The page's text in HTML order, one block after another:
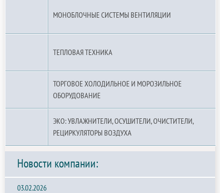
МОНОБЛОЧНЫЕ СИСТЕМЫ ВЕНТИЛЯЦИИ
ТЕПЛОВАЯ ТЕХНИКА
ТОРГОВОЕ ХОЛОДИЛЬНОЕ И МОРОЗИЛЬНОЕ
ОБОРУДОВАНИЕ
ЭКО: УВЛАЖНИТЕЛИ, ОСУШИТЕЛИ, ОЧИСТИТЕЛИ,
РЕЦИРКУЛЯТОРЫ ВОЗДУХА
Новости компании:
03.02.2026